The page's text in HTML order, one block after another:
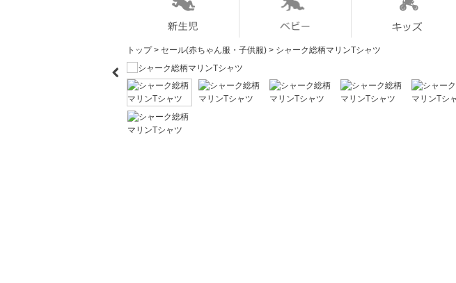
トップ > セール(赤ちゃん服・子供服) > シャーク総柄マリンTシャツ